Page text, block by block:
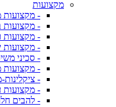
מקצועות
- מקצועות
- מקצועות
- מקצועות
- מקצועות
- סכיני
- מקצועות
-
- מקצועות
- להבים